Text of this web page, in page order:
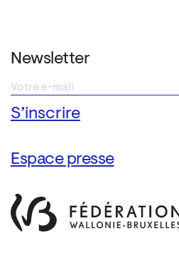
Newsletter
Espace presse